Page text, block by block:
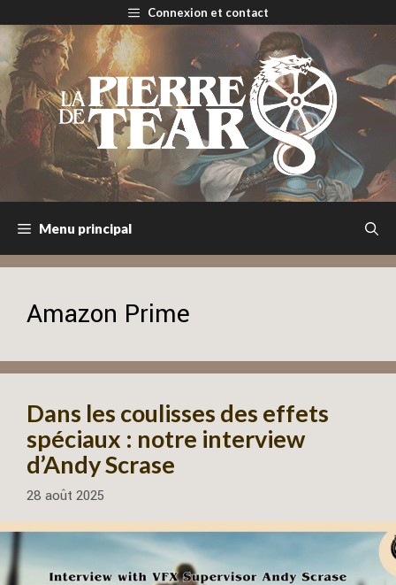
au
contenu
Connexion et contact
Menu principal
Amazon Prime
Dans les coulisses des effets
spéciaux : notre interview
d’Andy Scrase
28 août 2025